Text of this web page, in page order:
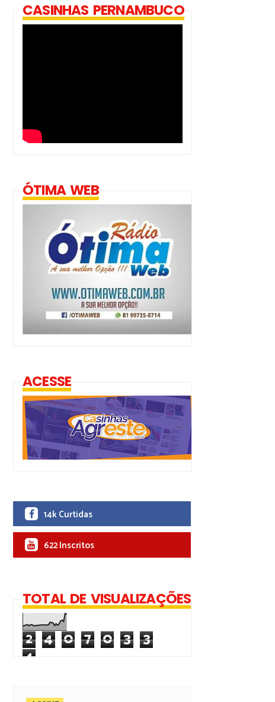
CASINHAS PERNAMBUCO
ÓTIMA WEB
ACESSE
14k Curtidas
622 Inscritos
TOTAL DE VISUALIZAÇÕES
2 4 0 7 0 3 3
4